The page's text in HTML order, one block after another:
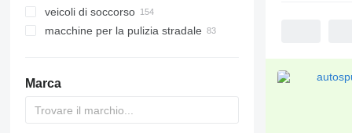
autospurghi
camion scarrabili
camion multibenne
spurghi combinate
veicoli comunali universali
veicoli di soccorso
autopompe
piattaforme antincendio
veicoli di soccorso antincendio per
aerei
macchine per la pulizia stradale
macchine per la rimozione della
neve
camion irrigatore d'acqua
Marca